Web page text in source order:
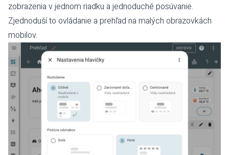
zobrazenia v jednom riadku a jednoduché posúvanie.
Zjednoduší to ovládanie a prehľad na malých obrazovkách
mobilov.